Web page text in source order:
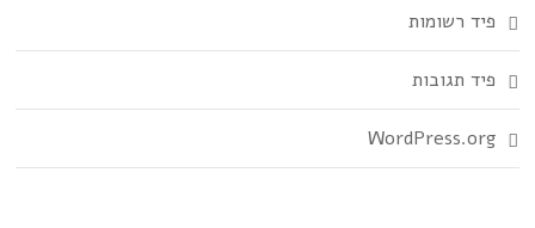
פיד רשומות
פיד תגובות
WordPress.org